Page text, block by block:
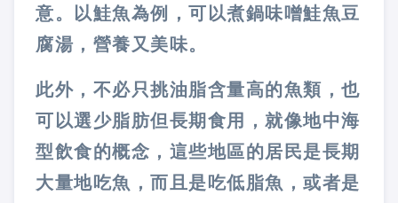
意。以鮭魚為例，可以煮鍋味噌鮭魚豆
腐湯，營養又美味。
此外，不必只挑油脂含量高的魚類，也
可以選少脂肪但長期食用，就像地中海
型飲食的概念，這些地區的居民是長期
大量地吃魚，而且是吃低脂魚，或者是